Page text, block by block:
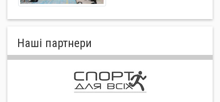
Нашi партнери